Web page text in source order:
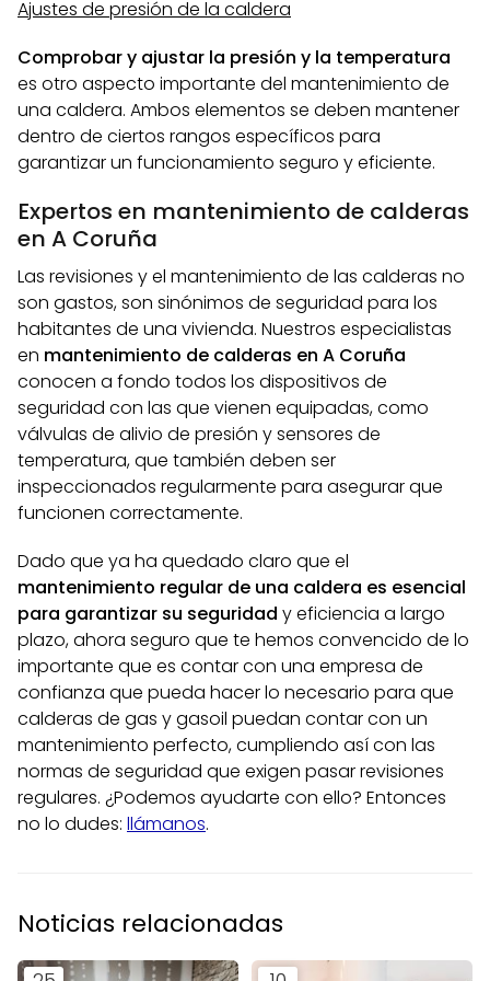
Ajustes de presión de la caldera
Comprobar y ajustar la presión y la temperatura
es otro aspecto importante del mantenimiento de
una caldera. Ambos elementos se deben mantener
dentro de ciertos rangos específicos para
garantizar un funcionamiento seguro y eficiente.
Expertos en mantenimiento de calderas
en A Coruña
Las revisiones y el mantenimiento de las calderas no
son gastos, son sinónimos de seguridad para los
habitantes de una vivienda. Nuestros especialistas
en mantenimiento de calderas en A Coruña
conocen a fondo todos los dispositivos de
seguridad con las que vienen equipadas, como
válvulas de alivio de presión y sensores de
temperatura, que también deben ser
inspeccionados regularmente para asegurar que
funcionen correctamente.
Dado que ya ha quedado claro que el
mantenimiento regular de una caldera es esencial
para garantizar su seguridad y eficiencia a largo
plazo, ahora seguro que te hemos convencido de lo
importante que es contar con una empresa de
confianza que pueda hacer lo necesario para que
calderas de gas y gasoil puedan contar con un
mantenimiento perfecto, cumpliendo así con las
normas de seguridad que exigen pasar revisiones
regulares. ¿Podemos ayudarte con ello? Entonces
no lo dudes: llámanos.
Noticias relacionadas